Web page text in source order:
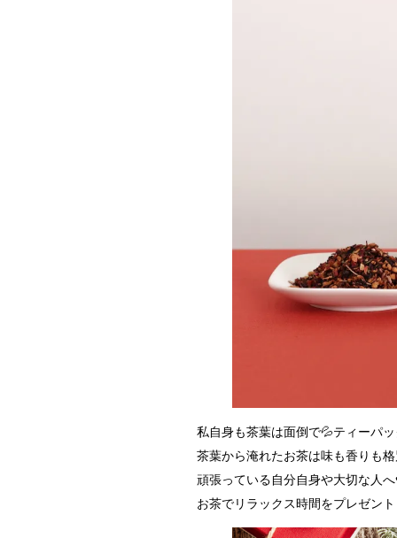
私自身も茶葉は面倒で💦ティーパ
茶葉から淹れたお茶は味も香りも
頑張っている自分自身や大切な人
お茶でリラックス時間をプレゼン